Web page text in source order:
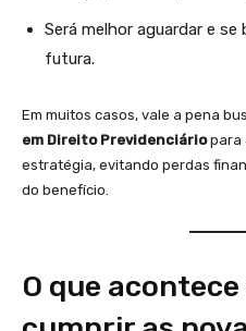
Será melhor aguardar e se
futura.
Em muitos casos, vale a pena
em Direito Previdenciáriopara
estratégia, evitando perdas
do benefício.
O que